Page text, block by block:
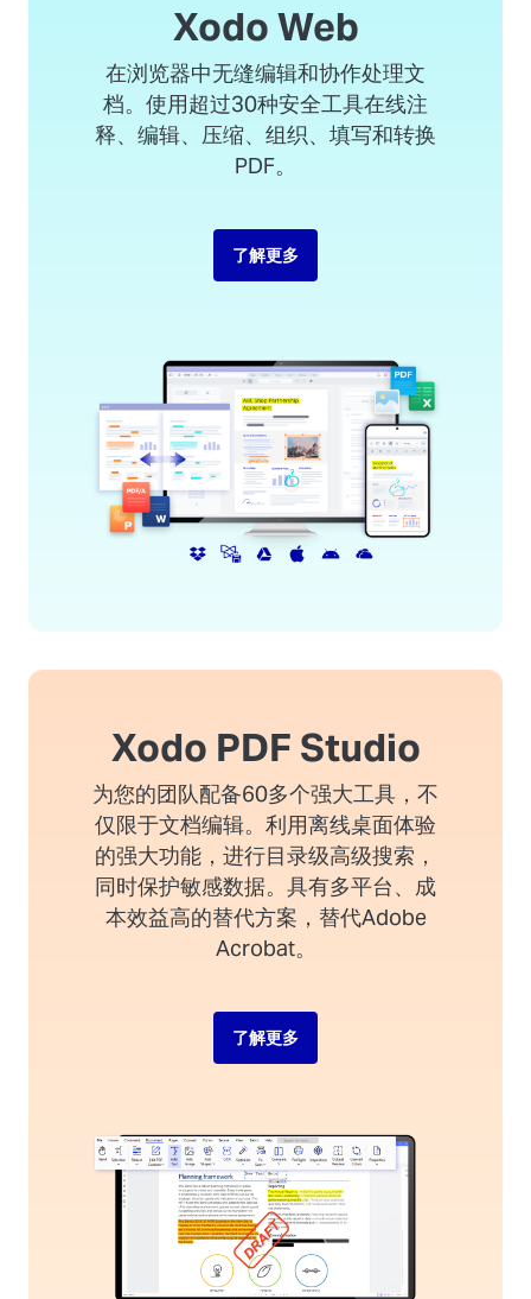
Xodo Web
在浏览器中无缝编辑和协作处理文
档。使用超过30种安全工具在线注
释、编辑、压缩、组织、填写和转换
PDF。
了解更多
Xodo PDF Studio
为您的团队配备60多个强大工具，不
仅限于文档编辑。利用离线桌面体验
的强大功能，进行目录级高级搜索，
同时保护敏感数据。具有多平台、成
本效益高的替代方案，替代Adobe
Acrobat。
了解更多